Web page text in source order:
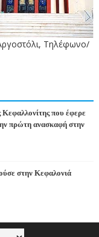
Τηλέφωνο/
που έφερε
πρώτη ανασκαφή στην
στην Κεφαλονιά